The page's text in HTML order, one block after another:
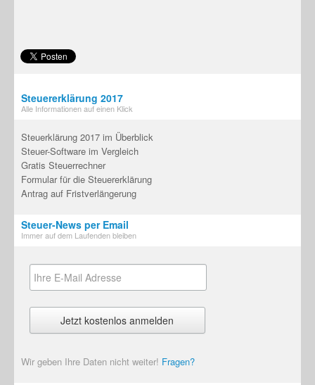
Steuererklärung 2017
Alle Informationen auf einen Klick
Steuerklärung 2017 im Überblick
Steuer-Software im Vergleich
Gratis Steuerrechner
Formular für die Steuererklärung
Antrag auf Fristverlängerung
Steuer-News per Email
Immer auf dem Laufenden bleiben
Wir geben Ihre Daten nicht weiter! Fragen?